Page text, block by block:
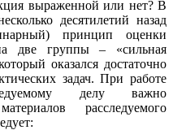
выраженной или нет? В
десятилетий назад
принцип оценки
две группы – «сильная
оказался достаточно
задач. При работе
делу важно
расследуемого